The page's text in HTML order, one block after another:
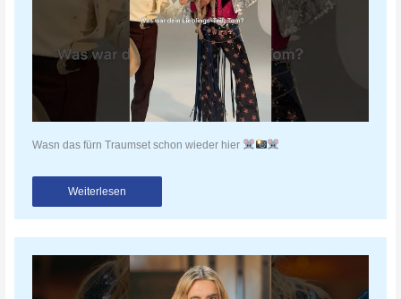
Wasn das fürn Traumset schon wieder hier
Weiterlesen